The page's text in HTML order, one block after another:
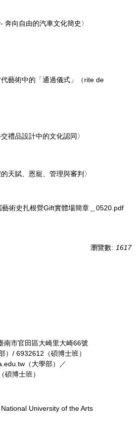
奔向自由的汽車文化簡史〉
代藝術中的「通過儀式」（rite de
禮品設計中的文化認同〉
天賦、恩寵、管理與審判〉
術史扎根營Gift實體場簡章＿0520.pdf
瀏覽數: 1617
南市官田區大崎里大崎66號
）/ 6932612（碩博士班）
（大學部）／
博士班）
University of the Arts